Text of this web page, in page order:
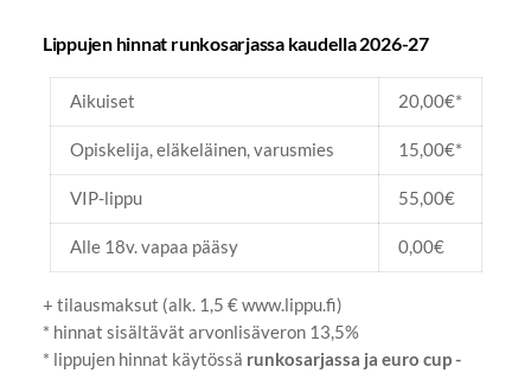
Lippujen hinnat runkosarjassa kaudella 2026-27
Aikuiset 20,00€*
Opiskelija, eläkeläinen, varusmies 15,00€*
VIP-lippu 55,00€
Alle 18v. vapaa pääsy 0,00€
+ tilausmaksut (alk. 1,5 € www.lippu.fi)
* hinnat sisältävät arvonlisäveron 13,5%
* lippujen hinnat käytössä runkosarjassa ja euro cup -